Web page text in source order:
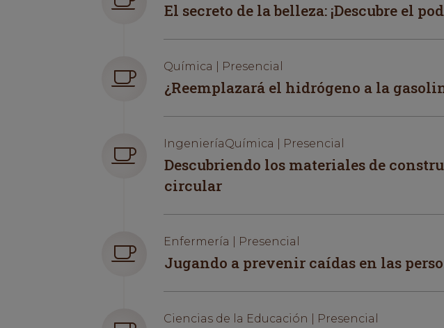
El secreto de la belleza: ¡Descubre el
Química | Presencial
¿Reemplazará el hidrógeno a la
IngenieríaQuímica | Presencial
Descubriendo los materiales de
circular
Enfermería | Presencial
Jugando a prevenir caídas en las
Ciencias de la Educación | Presencial